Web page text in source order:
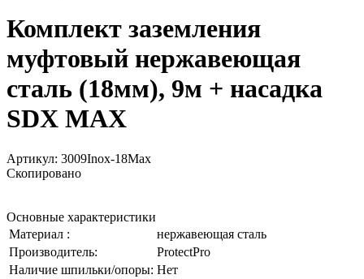
Комплект заземления
муфтовый нержавеющая
сталь (18мм), 9м + насадка
SDX MAX
Артикул: 3009Inox-18Max
Скопировано
Основные характеристики
Материал :
нержавеющая сталь
Производитель:
ProtectPro
Наличие шпильки/опоры: Нет